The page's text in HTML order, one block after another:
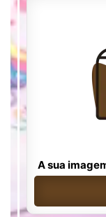
A sua